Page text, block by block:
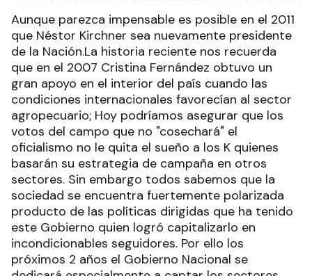
Aunque parezca impensable es posible en el 2011
que Néstor Kirchner sea nuevamente presidente
de la Nación.La historia reciente nos recuerda
que en el 2007 Cristina Fernández obtuvo un
gran apoyo en el interior del país cuando las
condiciones internacionales favorecían al sector
agropecuario; Hoy podríamos asegurar que los
votos del campo que no "cosechará" el
oficialismo no le quita el sueño a los K quienes
basarán su estrategia de campaña en otros
sectores. Sin embargo todos sabemos que la
sociedad se encuentra fuertemente polarizada
producto de las políticas dirigidas que ha tenido
este Gobierno quien logró capitalizarlo en
incondicionables seguidores. Por ello los
próximos 2 años el Gobierno Nacional se